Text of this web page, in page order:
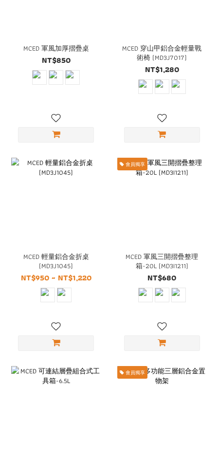
MCED 軍風加厚摺疊桌
NT$850
MCED 穿山甲鋁合金輕量戰
術椅 (MD3J7017)
NT$1,280
MCED 輕量鋁合金折桌
(MD3J1045)
NT$950 ~ NT$1,220
會員獨享
MCED 軍風三開摺疊整理
箱-20L (MD3I1211)
NT$680
會員獨享